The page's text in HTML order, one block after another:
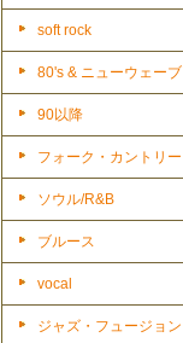
soft rock
80's & ニューウェーブ
90以降
フォーク・カントリー
ソウル/R&B
ブルース
vocal
ジャズ・フュージョン